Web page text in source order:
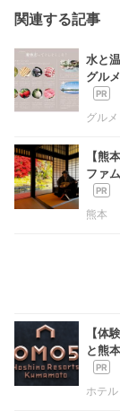
関連する記事
水と
グル
グルメ
【熊
ファ
熊本
【体
と熊
ホテル